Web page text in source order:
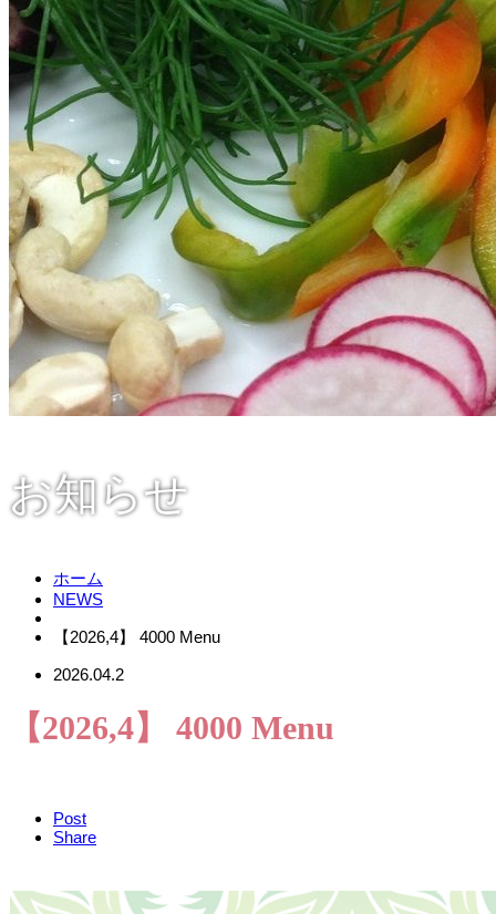
お知らせ
ホーム
NEWS
【2026,4】 4000 Menu
2026.04.2
【2026,4】 4000 Menu
Post
Share